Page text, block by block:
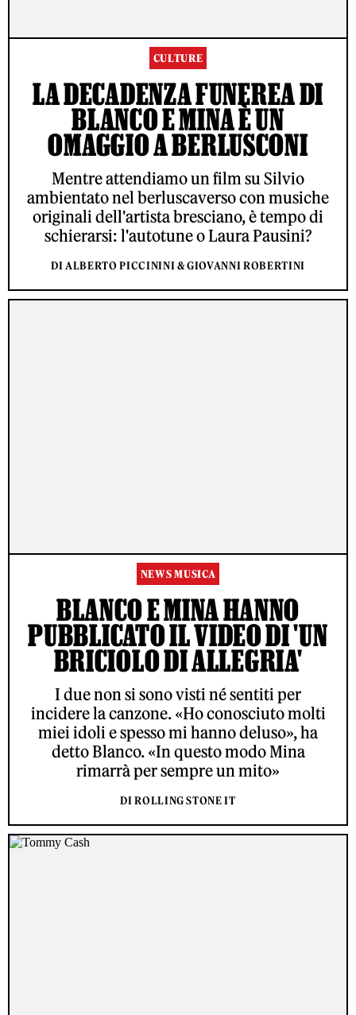
CULTURE
LA DECADENZA FUNEREA DI
BLANCO E MINA È UN
OMAGGIO A BERLUSCONI
Mentre attendiamo un film su Silvio
ambientato nel berluscaverso con musiche
originali dell'artista bresciano, è tempo di
schierarsi: l'autotune o Laura Pausini?
DI ALBERTO PICCININI & GIOVANNI ROBERTINI
NEWS MUSICA
BLANCO E MINA HANNO
PUBBLICATO IL VIDEO DI 'UN
BRICIOLO DI ALLEGRIA'
I due non si sono visti né sentiti per
incidere la canzone. «Ho conosciuto molti
miei idoli e spesso mi hanno deluso», ha
detto Blanco. «In questo modo Mina
rimarrà per sempre un mito»
DI ROLLING STONE IT